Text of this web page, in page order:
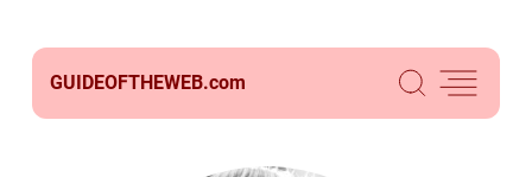
GUIDEOFTHEWEB.com